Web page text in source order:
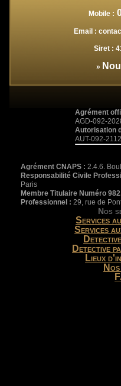
Mobile :
Email :
Siret :
»
Agrément
AGD-092-
Autorisation
AUT-092-
Agrément CNAPS : 2.4.6.
Responsabilité Civile
Paris
Membre Titulaire Numéro
Professionnel : 29, rue de
Nos
Services
Services
Detective
Lieux